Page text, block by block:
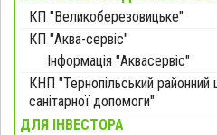
КП "Великоберезовицьке"
КП "Аква-сервіс"
Інформація "Аквасервіс"
КНП "Тернопільський районний
санітарної допомоги"
ДЛЯ ІНВЕСТОРА